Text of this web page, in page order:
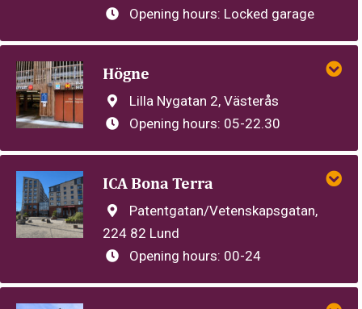
Opening hours: Locked garage
Högne
Lilla Nygatan 2, Västerås
Opening hours: 05-22.30
ICA Bona Terra
Patentgatan/Vetenskapsgatan,
224 82 Lund
Opening hours: 00-24